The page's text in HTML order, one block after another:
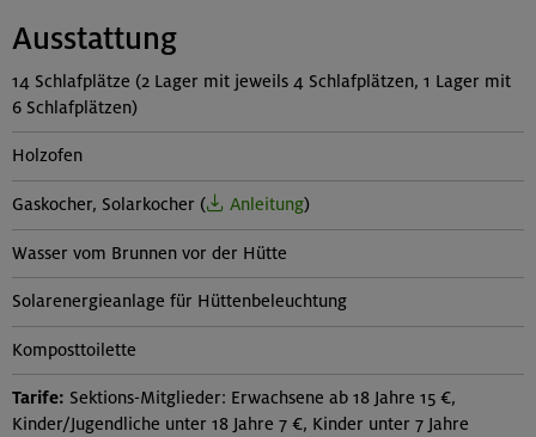
Ausstattung
14 Schlafplätze (2 Lager mit jeweils 4 Schlafplätzen, 1 Lager mit
6 Schlafplätzen)
Holzofen
Gaskocher, Solarkocher ( Anleitung)
Wasser vom Brunnen vor der Hütte
Solarenergieanlage für Hüttenbeleuchtung
Komposttoilette
Tarife: Sektions-Mitglieder: Erwachsene ab 18 Jahre 15 €,
Kinder/Jugendliche unter 18 Jahre 7 €, Kinder unter 7 Jahre